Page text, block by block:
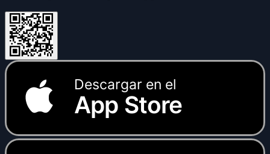
Descargar en el
App Store